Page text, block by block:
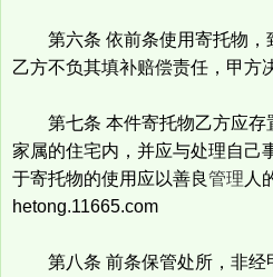
第六条 依前条使用寄托物，
乙方不负其填补赔偿责任，甲方
第七条 本件寄托物乙方应存
家属的住宅内，并应与处理自己
于寄托物的使用应以善良管理 人
hetong.11665.com
第八条 前条保管处所，非经